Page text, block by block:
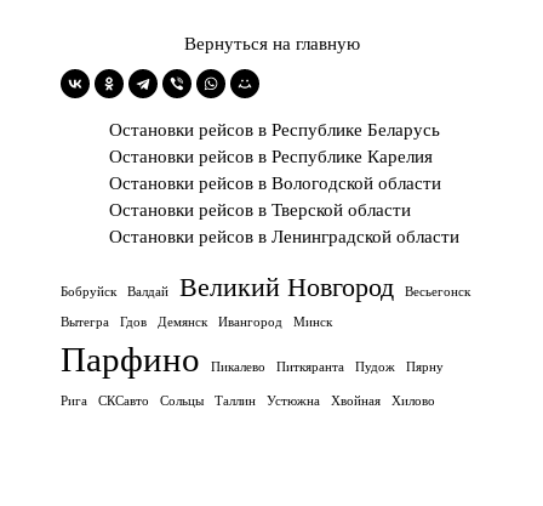
Вернуться на главную
Остановки рейсов в Республике Беларусь
Остановки рейсов в Республике Карелия
Остановки рейсов в Вологодской области
Остановки рейсов в Тверской области
Остановки рейсов в Ленинградской области
Бобруйск Валдай Великий Новгород Весьегонск
Вытегра Гдов Демянск Ивангород Минск
Парфино Пикалево Питкяранта Пудож Пярну
Рига СКСавто Сольцы Таллин Устюжна Хвойная Хилово